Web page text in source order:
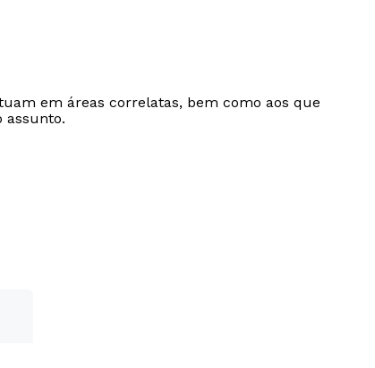
em áreas correlatas, bem como aos que
assunto.